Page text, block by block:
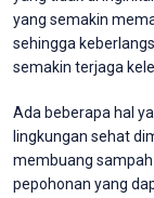
yang semakin
sehingga
semakin terjaga
Ada beberapa hal
lingkungan sehat
membuang
pepohonan yang